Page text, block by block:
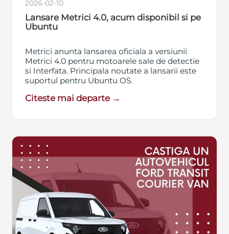
2026-02-10
Lansare Metrici 4.0, acum disponibil si pe
Ubuntu
Metrici anunta lansarea oficiala a versiunii
Metrici 4.0 pentru motoarele sale de detectie
si Interfata. Principala noutate a lansarii este
suportul pentru Ubuntu OS.
Citeste mai departe →